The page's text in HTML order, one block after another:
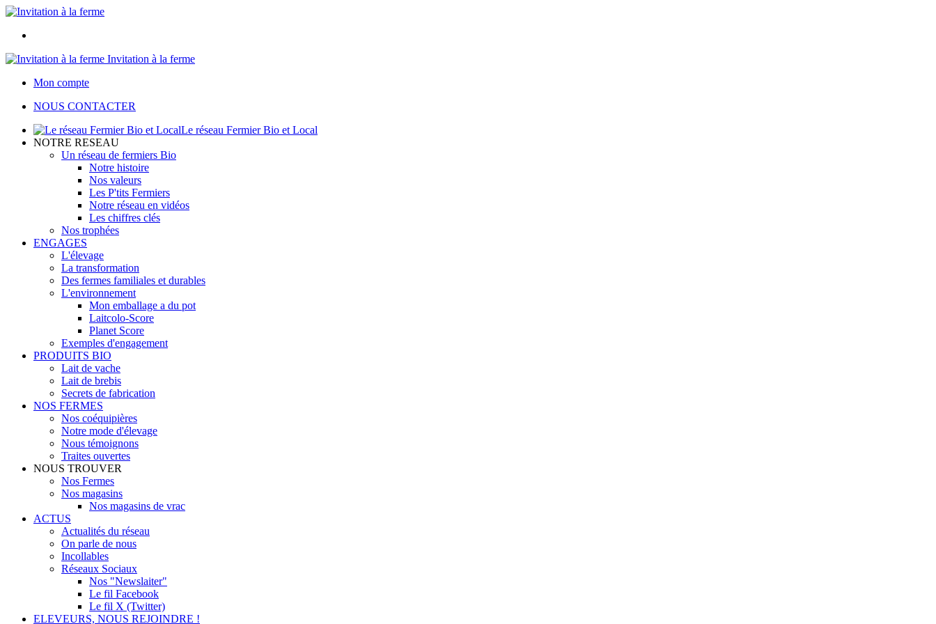
Invitation à la ferme
Mon compte
NOUS CONTACTER
Le réseau Fermier Bio et Local
NOTRE RESEAU
Un réseau de fermiers Bio
Notre histoire
Nos valeurs
Les P'tits Fermiers
Notre réseau en vidéos
Les chiffres clés
Nos trophées
ENGAGES
L'élevage
La transformation
Des fermes familiales et durables
L'environnement
Mon emballage a du pot
Laitcolo-Score
Planet Score
Exemples d'engagement
PRODUITS BIO
Lait de vache
Lait de brebis
Secrets de fabrication
NOS FERMES
Nos coéquipières
Notre mode d'élevage
Nous témoignons
Traites ouvertes
NOUS TROUVER
Nos Fermes
Nos magasins
Nos magasins de vrac
ACTUS
Actualités du réseau
On parle de nous
Incollables
Réseaux Sociaux
Nos "Newslaiter"
Le fil Facebook
Le fil X (Twitter)
ELEVEURS, NOUS REJOINDRE !